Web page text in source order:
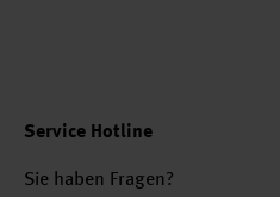
Service Hotline
Sie haben Fragen?